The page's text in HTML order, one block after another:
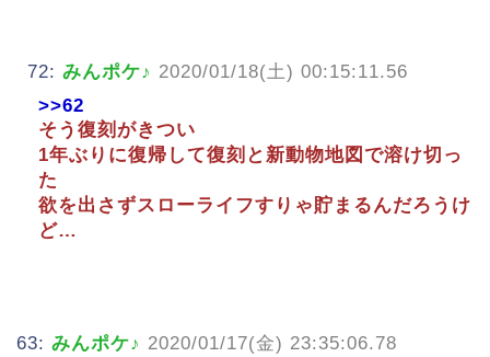
72: みんポケ♪ 2020/01/18(土) 00:15:11.56
>>62
そう復刻がきつい
1年ぶりに復帰して復刻と新動物地図で溶け切っ
た
欲を出さずスローライフすりゃ貯まるんだろうけ
ど…
63: みんポケ♪ 2020/01/17(金) 23:35:06.78